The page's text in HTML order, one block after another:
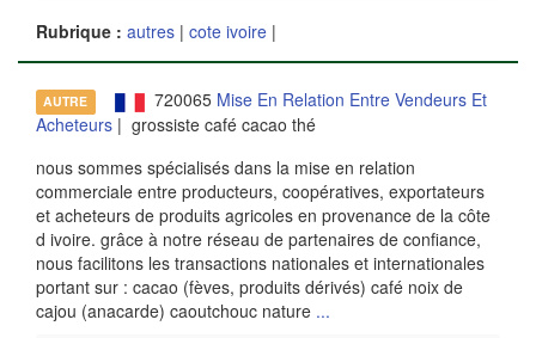
Rubrique : autres | cote ivoire |
AUTRE 720065 Mise En Relation Entre Vendeurs Et
Acheteurs | grossiste café cacao thé
nous sommes spécialisés dans la mise en relation
commerciale entre producteurs, coopératives, exportateurs
et acheteurs de produits agricoles en provenance de la côte
d ivoire. grâce à notre réseau de partenaires de confiance,
nous facilitons les transactions nationales et internationales
portant sur : cacao (fèves, produits dérivés) café noix de
cajou (anacarde) caoutchouc nature ...